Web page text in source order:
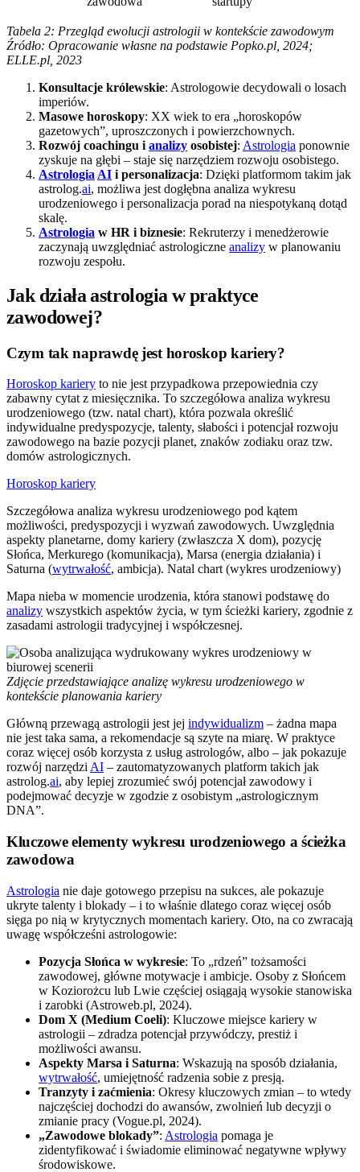
Tabela 2: Przegląd ewolucji astrologii w kontekście zawodowym
Źródło: Opracowanie własne na podstawie Popko.pl, 2024;
ELLE.pl, 2023
Konsultacje królewskie: Astrologowie decydowali o losach
imperiów.
Masowe horoskopy: XX wiek to era „horoskopów
gazetowych”, uproszczonych i powierzchownych.
Rozwój coachingu i analizy osobistej: Astrologia ponownie
zyskuje na głębi – staje się narzędziem rozwoju osobistego.
Astrologia AI i personalizacja: Dzięki platformom takim jak
astrolog.ai, możliwa jest dogłębna analiza wykresu
urodzeniowego i personalizacja porad na niespotykaną dotąd
skalę.
Astrologia w HR i biznesie: Rekruterzy i menedżerowie
zaczynają uwzględniać astrologiczne analizy w planowaniu
rozwoju zespołu.
Jak działa astrologia w praktyce
zawodowej?
Czym tak naprawdę jest horoskop kariery?
Horoskop kariery to nie jest przypadkowa przepowiednia czy
zabawny cytat z miesięcznika. To szczegółowa analiza wykresu
urodzeniowego (tzw. natal chart), która pozwala określić
indywidualne predyspozycje, talenty, słabości i potencjał rozwoju
zawodowego na bazie pozycji planet, znaków zodiaku oraz tzw.
domów astrologicznych.
Horoskop kariery
Szczegółowa analiza wykresu urodzeniowego pod kątem
możliwości, predyspozycji i wyzwań zawodowych. Uwzględnia
aspekty planetarne, domy kariery (zwłaszcza X dom), pozycję
Słońca, Merkurego (komunikacja), Marsa (energia działania) i
Saturna (wytrwałość, ambicja). Natal chart (wykres urodzeniowy)
Mapa nieba w momencie urodzenia, która stanowi podstawę do
analizy wszystkich aspektów życia, w tym ścieżki kariery, zgodnie z
zasadami astrologii tradycyjnej i współczesnej.
Zdjęcie przedstawiające analizę wykresu urodzeniowego w
kontekście planowania kariery
Główną przewagą astrologii jest jej indywidualizm – żadna mapa
nie jest taka sama, a rekomendacje są szyte na miarę. W praktyce
coraz więcej osób korzysta z usług astrologów, albo – jak pokazuje
rozwój narzędzi AI – zautomatyzowanych platform takich jak
astrolog.ai, aby lepiej zrozumieć swój potencjał zawodowy i
podejmować decyzje w zgodzie z osobistym „astrologicznym
DNA”.
Kluczowe elementy wykresu urodzeniowego a ścieżka
zawodowa
Astrologia nie daje gotowego przepisu na sukces, ale pokazuje
ukryte talenty i blokady – i to właśnie dlatego coraz więcej osób
sięga po nią w krytycznych momentach kariery. Oto, na co zwracają
uwagę współcześni astrologowie:
Pozycja Słońca w wykresie: To „rdzeń” tożsamości
zawodowej, główne motywacje i ambicje. Osoby z Słońcem
w Koziorożcu lub Lwie częściej osiągają wysokie stanowiska
i zarobki (Astroweb.pl, 2024).
Dom X (Medium Coeli): Kluczowe miejsce kariery w
astrologii – zdradza potencjał przywódczy, prestiż i
możliwości awansu.
Aspekty Marsa i Saturna: Wskazują na sposób działania,
wytrwałość, umiejętność radzenia sobie z presją.
Tranzyty i zaćmienia: Okresy kluczowych zmian – to wtedy
najczęściej dochodzi do awansów, zwolnień lub decyzji o
zmianie pracy (Vogue.pl, 2024).
„Zawodowe blokady”: Astrologia pomaga je
zidentyfikować i świadomie eliminować negatywne wpływy
środowiskowe.